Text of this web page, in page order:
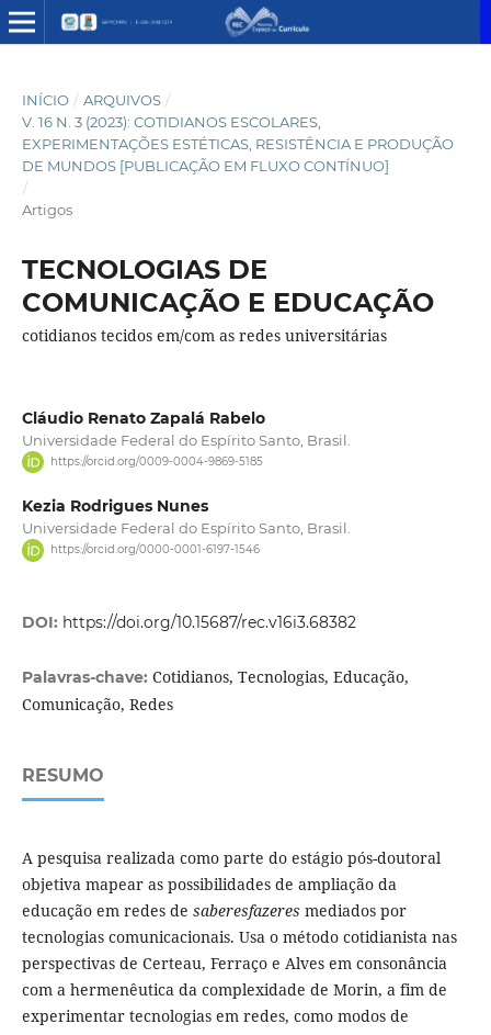
INÍCIO / ARQUIVOS /
V. 16 N. 3 (2023): COTIDIANOS ESCOLARES,
EXPERIMENTAÇÕES ESTÉTICAS, RESISTÊNCIA E PRODUÇÃO
DE MUNDOS [PUBLICAÇÃO EM FLUXO CONTÍNUO]
/
Artigos
TECNOLOGIAS DE
COMUNICAÇÃO E EDUCAÇÃO
cotidianos tecidos em/com as redes universitárias
Cláudio Renato Zapalá Rabelo
Universidade Federal do Espírito Santo, Brasil.
https://orcid.org/0009-0004-9869-5185
Kezia Rodrigues Nunes
Universidade Federal do Espírito Santo, Brasil.
https://orcid.org/0000-0001-6197-1546
DOI: https://doi.org/10.15687/rec.v16i3.68382
Palavras-chave: Cotidianos, Tecnologias, Educação,
Comunicação, Redes
RESUMO
A pesquisa realizada como parte do estágio pós-doutoral
objetiva mapear as possibilidades de ampliação da
educação em redes de saberesfazeres mediados por
tecnologias comunicacionais. Usa o método cotidianista nas
perspectivas de Certeau, Ferraço e Alves em consonância
com a hermenêutica da complexidade de Morin, a fim de
experimentar tecnologias em redes, como modos de